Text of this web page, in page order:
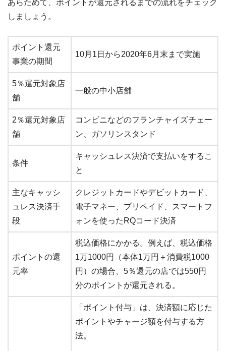
あらためて、ポイントが還元されるまでの流れをチェック
しましょう。
ポイント還元
事業の期間
10月1日から2020年6月末まで実施
5％還元対象店
舗
一般の中小店舗
2％還元対象店
舗
コンビニなどのフランチャイズチェー
ン、ガソリンスタンド
条件
キャッシュレス決済で支払いをするこ
と
主なキャッシ
ュレス決済手
段
クレジットカードやデビットカード、
電子マネー、プリペイド、スマートフ
ォンを使ったRQコード決済
ポイントの還
元率
税込価格にかかる。例えば、税込価格
1万1000円（本体1万円＋消費税1000
円）の場合、5％還元の店では550円
分のポイントが還元される。
「ポイント付与」は、決済額に応じた
ポイントやチャージ額を付与する方
法。